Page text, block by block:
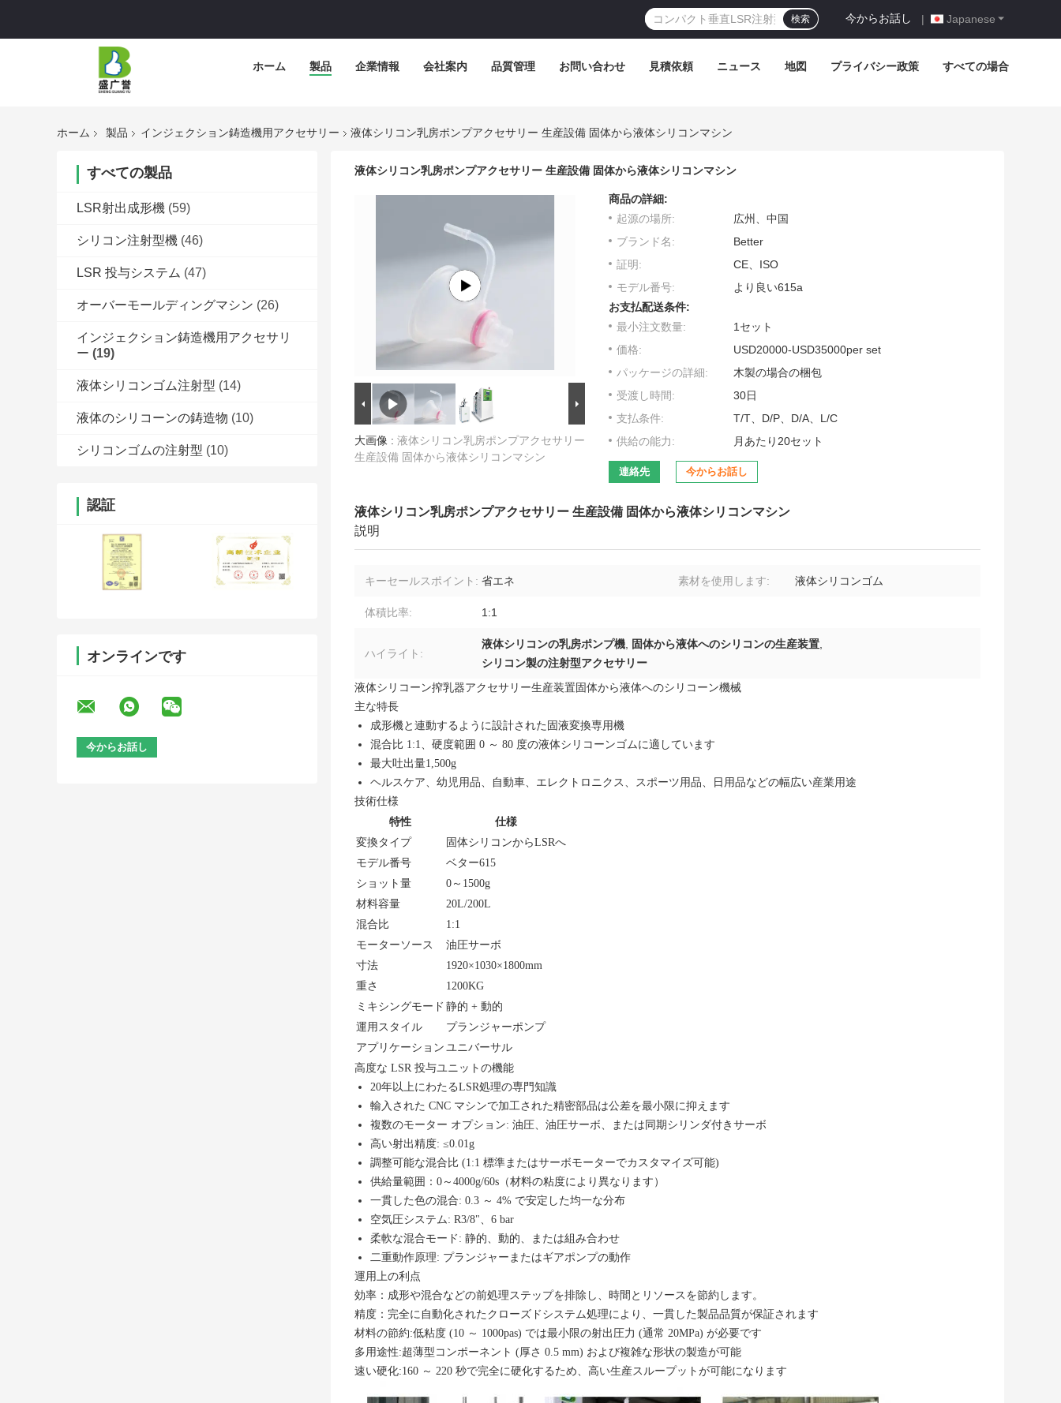
Japanese
今からお話し |
検索
ホーム 製品 企業情報 会社案内 品質管理 お問い合わせ 見積依頼 ニュース 地図 プライバシー政策 すべての場合
ホーム 製品 インジェクション鋳造機用アクセサリー 液体シリコン乳房ポンプアクセサリー 生産設備 固体から液体シリコンマシン
すべての製品
LSR射出成形機 (59)
シリコン注射型機 (46)
LSR 投与システム (47)
オーバーモールディングマシン (26)
インジェクション鋳造機用アクセサリ
ー (19)
液体シリコンゴム注射型 (14)
液体のシリコーンの鋳造物 (10)
シリコンゴムの注射型 (10)
認証
オンラインです
液体シリコン乳房ポンプアクセサリー 生産設備 固体から液体シリコンマシン
大画像 : 液体シリコン乳房ポンプアクセサリー
生産設備 固体から液体シリコンマシン
商品の詳細:
起源の場所:
広州、中国
ブランド名:
Better
証明:
CE、ISO
モデル番号:
より良い615a
お支払配送条件:
最小注文数量:
1セット
価格:
USD20000-USD35000per set
パッケージの詳細:
木製の場合の梱包
受渡し時間:
30日
支払条件:
T/T、D/P、D/A、L/C
供給の能力:
月あたり20セット
連絡先 今からお話し
液体シリコン乳房ポンプアクセサリー 生産設備 固体から液体シリコンマシン
説明
キーセールスポイント: 省エネ 素材を使用します: 液体シリコンゴム
体積比率: 1:1
ハイライト:
液体シリコンの乳房ポンプ機, 固体から液体へのシリコンの生産装置,
シリコン製の注射型アクセサリー
液体シリコーン搾乳器アクセサリー生産装置固体から液体へのシリコーン機械
主な特長
成形機と連動するように設計された固液変換専用機
混合比 1:1、硬度範囲 0 ～ 80 度の液体シリコーンゴムに適しています
最大吐出量1,500g
ヘルスケア、幼児用品、自動車、エレクトロニクス、スポーツ用品、日用品などの幅広い産業用途
技術仕様
特性
仕様
変換タイプ
固体シリコンからLSRへ
モデル番号
ベター615
ショット量
0～1500g
材料容量
20L/200L
混合比
1:1
モーターソース
油圧サーボ
寸法
1920×1030×1800mm
重さ
1200KG
ミキシングモード 静的 + 動的
運用スタイル
プランジャーポンプ
アプリケーション ユニバーサル
高度な LSR 投与ユニットの機能
20年以上にわたるLSR処理の専門知識
輸入された CNC マシンで加工された精密部品は公差を最小限に抑えます
複数のモーター オプション: 油圧、油圧サーボ、または同期シリンダ付きサーボ
高い射出精度: ≤0.01g
調整可能な混合比 (1:1 標準またはサーボモーターでカスタマイズ可能)
供給量範囲：0～4000g/60s（材料の粘度により異なります）
一貫した色の混合: 0.3 ～ 4% で安定した均一な分布
空気圧システム: R3/8"、6 bar
柔軟な混合モード: 静的、動的、または組み合わせ
二重動作原理: プランジャーまたはギアポンプの動作
運用上の利点
効率： 成形や混合などの前処理ステップを排除し、時間とリソースを節約します。
精度： 完全に自動化されたクローズドシステム処理により、一貫した製品品質が保証されます
材料の節約:低粘度 (10 ～ 1000pas) では最小限の射出圧力 (通常 20MPa) が必要です
多用途性:超薄型コンポーネント (厚さ 0.5 mm) および複雑な形状の製造が可能
速い硬化:160 ～ 220 秒で完全に硬化するため、高い生産スループットが可能になります